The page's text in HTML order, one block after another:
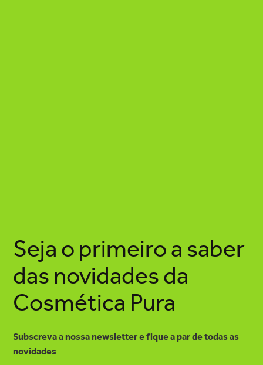
Seja o primeiro a saber
das novidades da
Cosmética Pura
Subscreva a nossa newsletter e fique a par de todas as
novidades